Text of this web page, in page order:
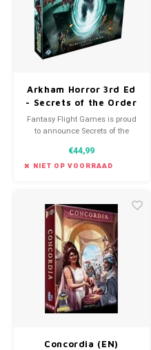
Arkham Horror 3rd Ed
- Secrets of the Order
Expansion
Fantasy Flight Games is proud
to announce Secrets of the
Arkham Horror! This new
expansion brings investigators
them beyond our reality into the
depths of the terrify
€44,99
NIET OP VOORRAAD
Concordia (EN)